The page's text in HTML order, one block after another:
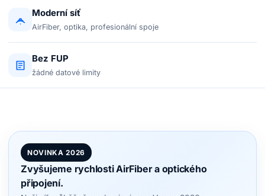
Moderní síť
AirFiber, optika, profesionální spoje
Bez FUP
žádné datové limity
NOVINKA 2026
Zvyšujeme rychlosti AirFiber a optického
připojení.